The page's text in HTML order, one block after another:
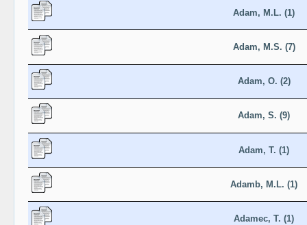
Adam, M.L. (1)
Adam, M.S. (7)
Adam, O. (2)
Adam, S. (9)
Adam, T. (1)
Adamb, M.L. (1)
Adamec, T. (1)